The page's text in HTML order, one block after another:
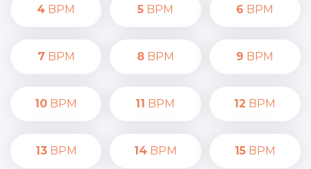
4 BPM 5BPM 6 BPM
7 BPM 8BPM 9 BPM
10 BPM 11 BPM 12 BPM
13BPM 14BPM 15BPM